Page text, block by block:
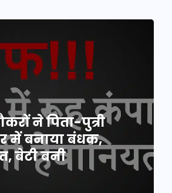
ने पिता-पुत्री
में बनाया बंधक,
बेटी बनी